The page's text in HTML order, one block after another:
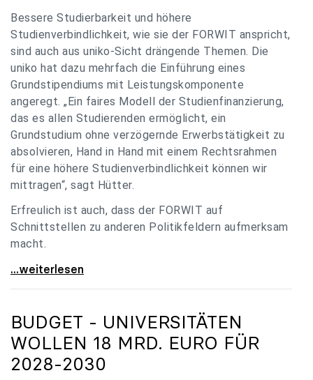
Bessere Studierbarkeit und höhere
Studienverbindlichkeit, wie sie der FORWIT anspricht,
sind auch aus uniko-Sicht drängende Themen. Die
uniko hat dazu mehrfach die Einführung eines
Grundstipendiums mit Leistungskomponente
angeregt. „Ein faires Modell der Studienfinanzierung,
das es allen Studierenden ermöglicht, ein
Grundstudium ohne verzögernde Erwerbstätigkeit zu
absolvieren, Hand in Hand mit einem Rechtsrahmen
für eine höhere Studienverbindlichkeit können wir
mittragen“, sagt Hütter.
Erfreulich ist auch, dass der FORWIT auf
Schnittstellen zu anderen Politikfeldern aufmerksam
macht.
uniko zu FORWIT-Analyse: Wichtige Themen
...weiterlesen
BUDGET - UNIVERSITÄTEN
WOLLEN 18 MRD. EURO FÜR
2028-2030